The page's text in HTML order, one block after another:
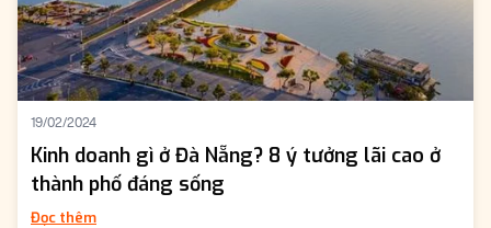
19/02/2024
Kinh doanh gì ở Đà Nẵng? 8 ý tưởng lãi cao ở
thành phố đáng sống
Đọc thêm